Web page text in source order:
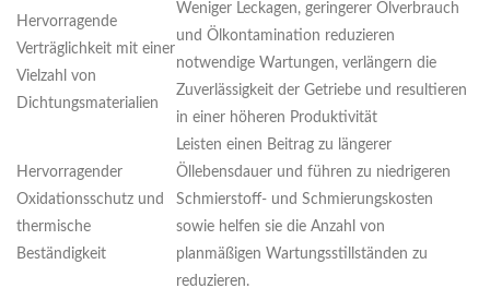
Hervorragende
Verträglichkeit mit einer
Vielzahl von
Dichtungsmaterialien
Weniger Leckagen, geringerer Ölverbrauch
und Ölkontamination reduzieren
notwendige Wartungen, verlängern die
Zuverlässigkeit der Getriebe und resultieren
in einer höheren Produktivität
Hervorragender
Oxidationsschutz und
thermische
Beständigkeit
Leisten einen Beitrag zu längerer
Öllebensdauer und führen zu niedrigeren
Schmierstoff- und Schmierungskosten
sowie helfen sie die Anzahl von
planmäßigen Wartungsstillständen zu
reduzieren.